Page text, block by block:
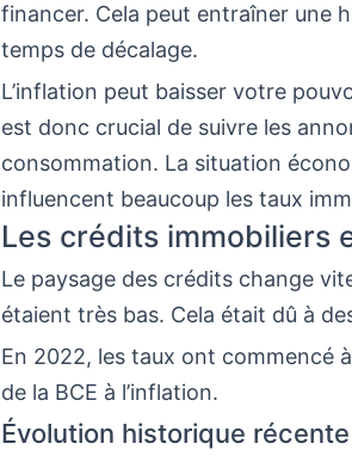
financer. Cela peut entraîner une
temps de décalage.
L’inflation peut baisser votre
est donc crucial de suivre les
consommation. La situation
influencent beaucoup les taux
Les crédits immobiliers
Le paysage des crédits change
étaient très bas. Cela était dû à
En 2022, les taux ont commencé
de la BCE à l’inflation.
Évolution historique